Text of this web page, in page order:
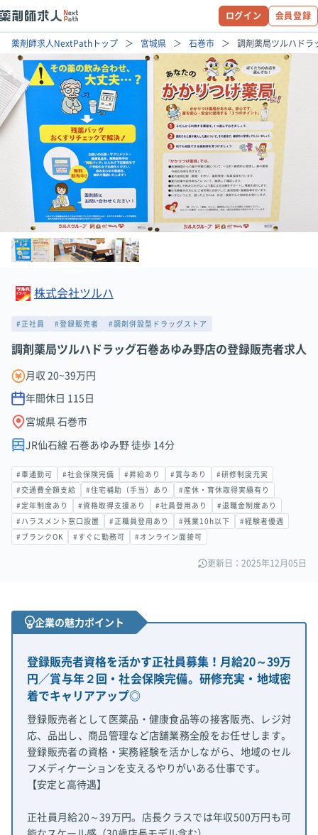
ログイン 会員登録
薬剤師求人NextPathトップ 宮城県 石巻市 調剤薬局ツルハドラ
株式会社ツルハ
#正社員 #登録販売者 #調剤併設型ドラッグストア
調剤薬局ツルハドラッグ石巻あゆみ野店の登録販売者求人
月収 20~39万円
年間休日 115 日
宮城県 石巻市
JR仙石線 石巻あゆみ野 徒歩 14分
#車通勤可 #社会保険完備 #昇給あり #賞与あり #研修制度充実
#交通費全額支給 #住宅補助（手当）あり #産休・育休取得実績有り
#定年制度あり #資格取得支援あり #社員登用あり #退職金制度あり
#ハラスメント窓口設置 #正職員登用あり #残業10h以下 #経験者優遇
#ブランクOK #すぐに勤務可 #オンライン面接可
更新日：2025年12月05日
企業の魅力ポイント
登録販売者資格を活かす正社員募集！月給20～39万
円／賞与年２回・社会保険完備。研修充実・地域密
着でキャリアアップ◎
登録販売者として医薬品・健康食品等の接客販売、レジ対
応、品出し、商品管理など店舗業務全般をお任せします。
登録販売者の資格・実務経験を活かしながら、地域のセル
フメディケーションを支えるやりがいある仕事です。
【安定と高待遇】
正社員月給20～39万円。店長クラスでは年収500万円も可